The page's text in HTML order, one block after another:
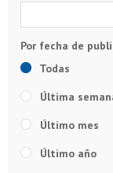
Todas
Última
Último mes
Último año